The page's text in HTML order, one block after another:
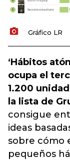
Gráfico LR
‘Hábitos
ocupa el
1.200
la lista de
consigue
ideas
sobre cómo
pequeños